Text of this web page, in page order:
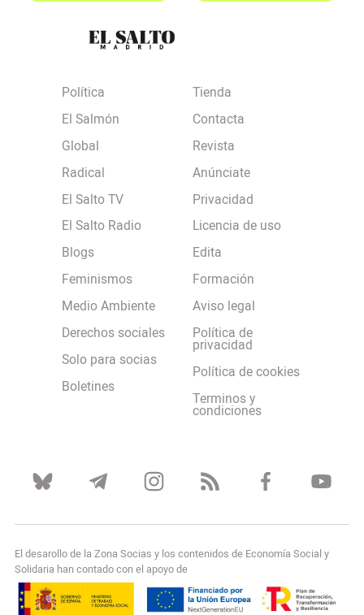
Política
El Salmón
Global
Radical
El Salto TV
El Salto Radio
Blogs
Feminismos
Medio Ambiente
Derechos sociales
Solo para socias
Boletines
Tienda
Contacta
Revista
Anúnciate
Privacidad
Licencia de uso
Edita
Formación
Aviso legal
Política de
privacidad
Política de cookies
Terminos y
condiciones
El desarollo de la Zona Socias y los contenidos de Economía Social y
Solidaria han contado con el apoyo de